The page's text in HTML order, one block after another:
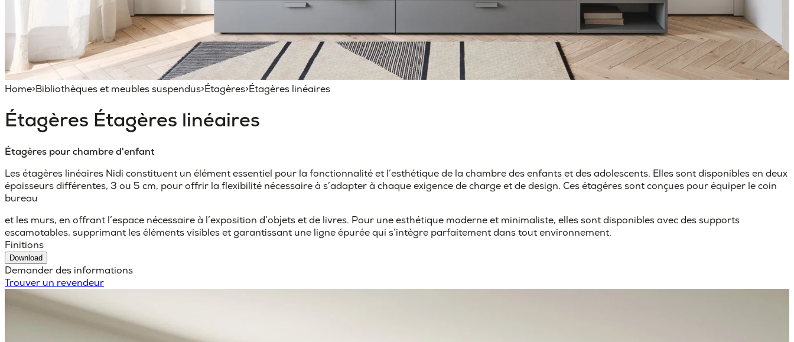
Home>Bibliothèques et meubles suspendus>Étagères>Étagères linéaires
Étagères Étagères linéaires
Étagères pour chambre d'enfant
Les étagères linéaires Nidi constituent un élément essentiel pour la fonctionnalité et l’esthétique de la chambre des enfants et des adolescents. Elles sont disponibles en deux
épaisseurs différentes, 3 ou 5 cm, pour offrir la flexibilité nécessaire à s’adapter à chaque exigence de charge et de design. Ces étagères sont conçues pour équiper le coin
bureau
et les murs, en offrant l’espace nécessaire à l’exposition d’objets et de livres. Pour une esthétique moderne et minimaliste, elles sont disponibles avec des supports
escamotables, supprimant les éléments visibles et garantissant une ligne épurée qui s’intègre parfaitement dans tout environnement.
Finitions
Download
Demander des informations
Trouver un revendeur